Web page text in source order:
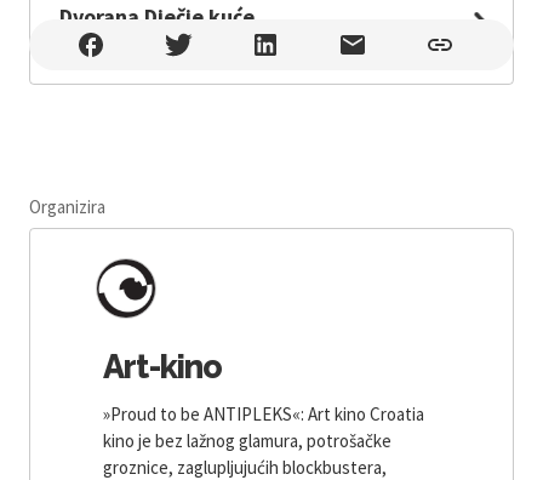
Dvorana Dječje kuće
Dvorana Dječje kuće , Rijeka
Organizira
Art-kino
»Proud to be ANTIPLEKS«: Art kino Croatia
kino je bez lažnog glamura, potrošačke
groznice, zaglupljujućih blockbustera,